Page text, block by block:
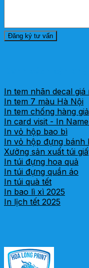
In tem nhãn decal giá
In tem 7 màu Hà Nội
In tem chống hàng giả
In card visit - In
In vỏ hộp bao bì
In vỏ hộp đựng bánh
Xưởng sản xuất túi
In túi đựng hoa quả
In túi đựng quần áo
In túi quà tết
In bao lì xì 2025
In lịch tết 2025